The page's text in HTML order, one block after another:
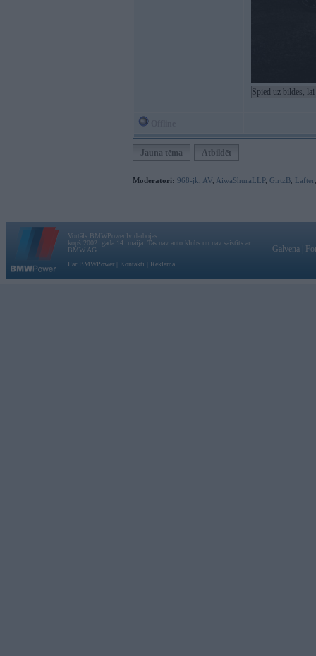
Spied uz bildes,
Jauna tēma Atbildēt
Moderatori: 968-jk AV AiwaShuraLLP, GirtzB Lafter
Vortāls BMWPower.lv darbojas
kopš 2002. gada 14. maija. Tas nav auto klubs un nav saistīts ar
BMW AG.
Par BMWPower
Kontakti Reklāma
Galvena